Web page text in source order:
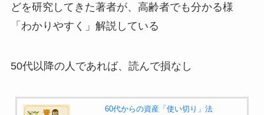
どを研究してきた著者が、高齢者でも分かる様
「わかりやすく」解説している
50代以降の人であれば、読んで損なし
60代からの資産「使い切り」法